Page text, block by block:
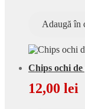
Adaugă în
Chips ochi
12,00 lei